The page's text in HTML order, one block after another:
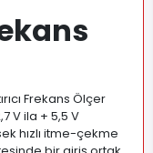
Frekans Ölçer
V ila + 5,5 V
hızlı itme-çekme